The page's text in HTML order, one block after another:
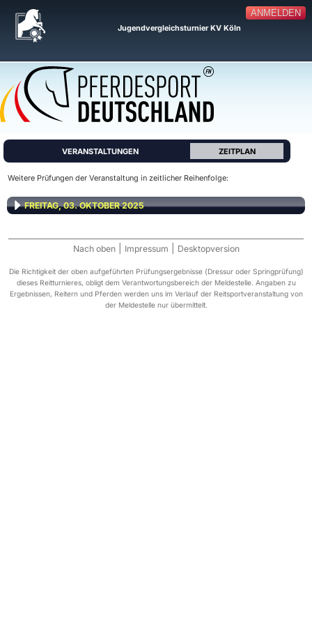
ANMELDEN
Jugendvergleichsturnier KV Köln
VERANSTALTUNGEN ZEITPLAN
Weitere Prüfungen der Veranstaltung in zeitlicher Reihenfolge:
FREITAG, 03. OKTOBER 2025
Nach oben Impressum Desktopversion
Die Richtigkeit der oben aufgeführten Prüfungsergebnisse (Dressur oder Springprüfung)
dieses Reitturnieres, obligt dem Verantwortungsbereich der Meldestelle. Angaben zu
Ergebnissen, Reitern und Pferden werden uns im Verlauf der Reitsportveranstaltung von
der Meldestelle nur übermittelt.